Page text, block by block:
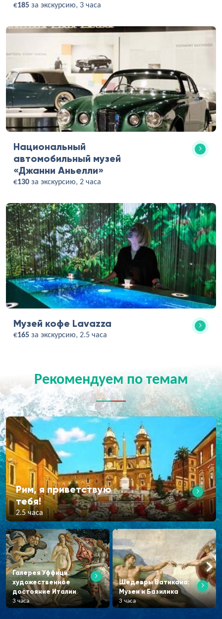
€185 за экскурсию, 3 часа
Национальный
автомобильный музей
«Джанни Аньелли»
€130 за экскурсию, 2 часа
Музей кофе Lavazza
€165 за экскурсию, 2.5 часа
Рекомендуем по темам
Рим, я приветствую
тебя!
2.5 часа
Галерея Уффици:
художественное
достояние Италии
3 часа
Шедевры Ватикана:
Музеи и Базилика
3 часа